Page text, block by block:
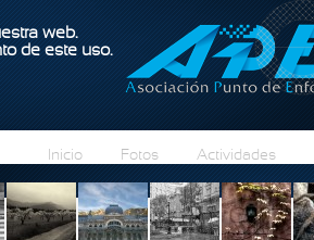
web.
de este uso.
Pasar al contenido principal
Inicio Fotos Actividades